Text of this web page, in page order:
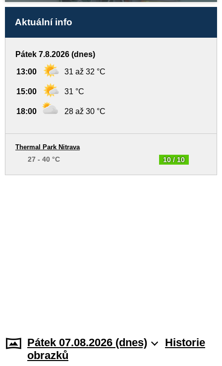
Aktuální info
Pátek 7.8.2026 (dnes)
13:00 31 až 32 °C
15:00 31 °C
18:00 28 až 30 °C
10 / 10
Thermal Park Nitrava
27 - 40 °C
Pátek 07.08.2026 (dnes)
Historie
obrazků